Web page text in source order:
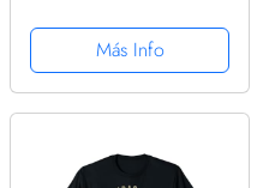
Niño Sudadera
Más Info